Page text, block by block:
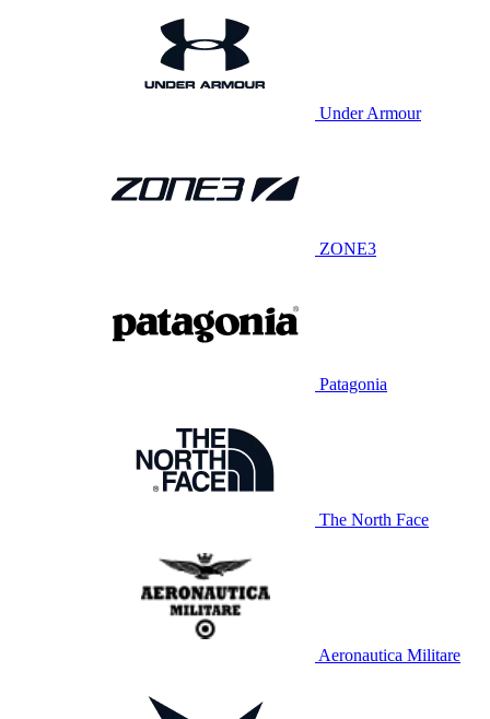
Under Armour
ZONE3
Patagonia
The North Face
Aeronautica Militare